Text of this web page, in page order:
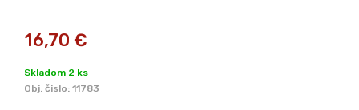
16,70 €
Skladom 2 ks
Obj. čislo: 11783